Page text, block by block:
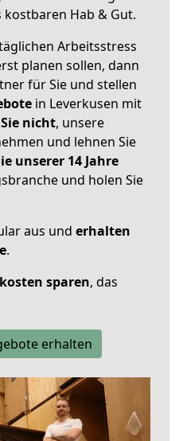
Hab & Gut.
Arbeitsstress
planen sollen, dann
für Sie und stellen
in Leverkusen mit
nicht, unsere
und lehnen Sie
unserer 14 Jahre
und holen Sie
aus und erhalten
.
sparen, das
erhalten